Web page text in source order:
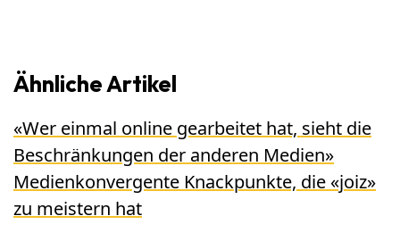
Ähnliche Artikel
«Wer einmal online gearbeitet hat, sieht die
Beschränkungen der anderen Medien»
Medienkonvergente Knackpunkte, die «joiz»
zu meistern hat